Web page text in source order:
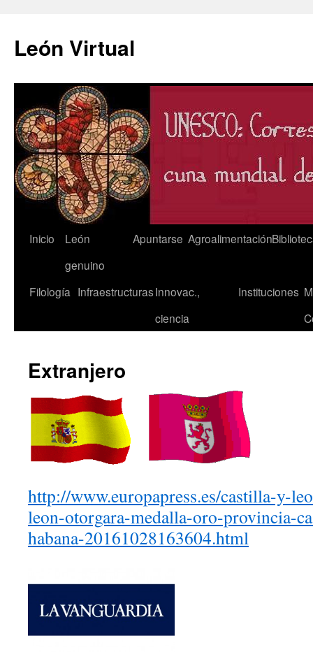
León Virtual
Saltar
contenido
Inicio
León
genuino
Apuntarse Agroalimentación
Filología InfraestructurasInnovac.,
ciencia
Instituciones
Extranjero
http://www.europapress.es/castilla-y-
leon-otorgara-medalla-oro-provincia-
habana-20161028163604.html